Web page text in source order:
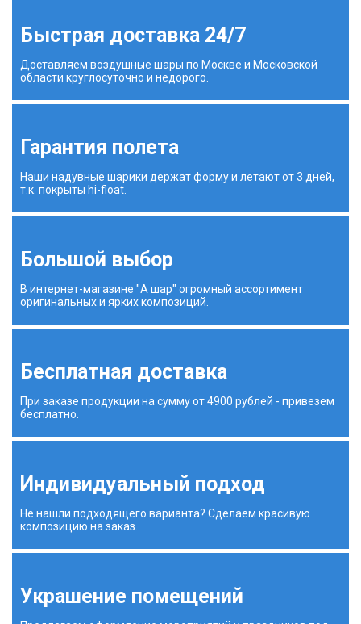
Быстрая доставка 24/7
Доставляем воздушные шары по Москве и Московской
области круглосуточно и недорого.
Гарантия полета
Наши надувные шарики держат форму и летают от 3 дней,
т.к. покрыты hi-float.
Большой выбор
В интернет-магазине "А шар" огромный ассортимент
оригинальных и ярких композиций.
Бесплатная доставка
При заказе продукции на сумму от 4900 рублей - привезем
бесплатно.
Индивидуальный подход
Не нашли подходящего варианта? Сделаем красивую
композицию на заказ.
Украшение помещений